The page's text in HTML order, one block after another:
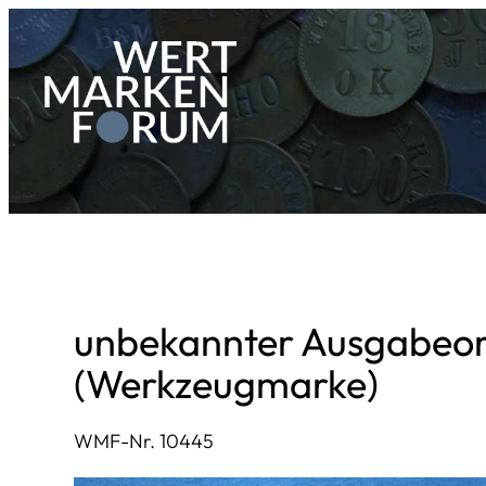
Zum
Inhalt
springen
unbekannter
(Werkzeugmarke)
WMF-Nr. 10445